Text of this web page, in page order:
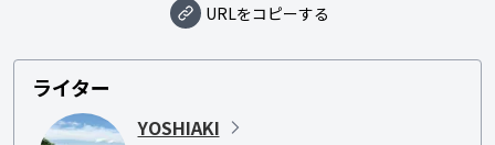
URLをコピーする
ライター
YOSHIAKI